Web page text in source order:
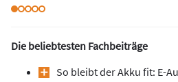
Die beliebtesten Fachbeiträge
So bleibt der Akku fit: E-